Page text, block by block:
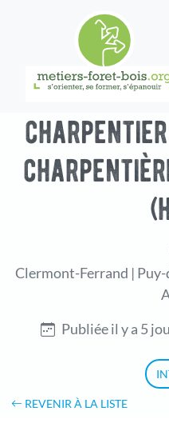
Clermont-Ferrand |
Publiée il y a 5
REVENIR À LA LISTE